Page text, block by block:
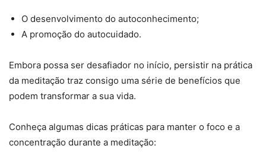
O desenvolvimento do autoconhecimento;
A promoção do autocuidado.
Embora possa ser desafiador no início, persistir na prática
da meditação traz consigo uma série de benefícios que
podem transformar a sua vida.
Conheça algumas dicas práticas para manter o foco e a
concentração durante a meditação: